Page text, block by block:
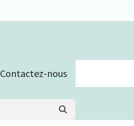
Contactez-nous